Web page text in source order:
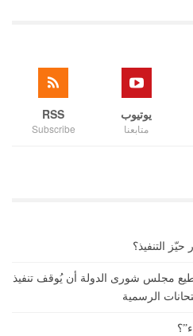
يوتيوب
متابعنا
RSS
Subscribe
التنفيذ؟
مجلس شورى الدولة أن يُوقف تنفيذ
الرسمية